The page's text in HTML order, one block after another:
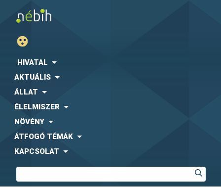
HIVATAL
AKTUÁLIS
ÁLLAT
ÉLELMISZER
NÖVÉNY
ÁTFOGÓ TÉMÁK
KAPCSOLAT